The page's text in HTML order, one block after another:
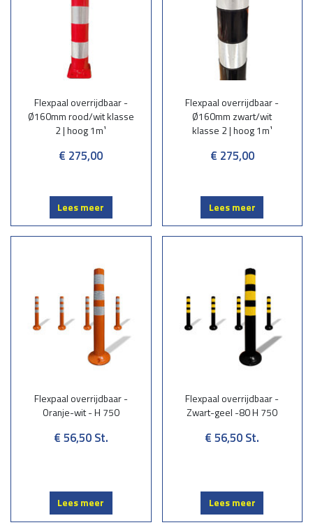
Flexpaal overrijdbaar -
Ø160mm rood/wit klasse
2 | hoog 1m¹
€ 275,00
Lees meer
Flexpaal overrijdbaar -
Ø160mm zwart/wit
klasse 2 | hoog 1m¹
€ 275,00
Lees meer
Flexpaal overrijdbaar -
Oranje-wit - H 750
€ 56,50 St.
Lees meer
Flexpaal overrijdbaar -
Zwart-geel -80 H 750
€ 56,50 St.
Lees meer